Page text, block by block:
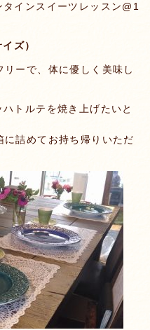
インスイーツレッスン@1
ズ）
ーで、体に優しく美味し
トルテを焼き上げたいと
詰めてお持ち帰りいただ